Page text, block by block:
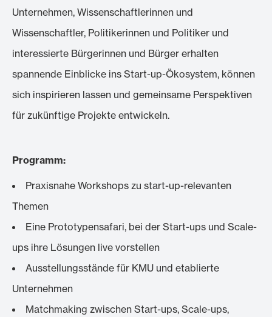
Unternehmen, Wissenschaftlerinnen und
Wissenschaftler, Politikerinnen und Politiker und
interessierte Bürgerinnen und Bürger erhalten
spannende Einblicke ins Start-up-Ökosystem, können
sich inspirieren lassen und gemeinsame Perspektiven
für zukünftige Projekte entwickeln.
Programm:
Praxisnahe Workshops zu start-up-relevanten
Themen
Eine Prototypensafari, bei der Start-ups und Scale-
ups ihre Lösungen live vorstellen
Ausstellungsstände für KMU und etablierte
Unternehmen
Matchmaking zwischen Start-ups, Scale-ups,